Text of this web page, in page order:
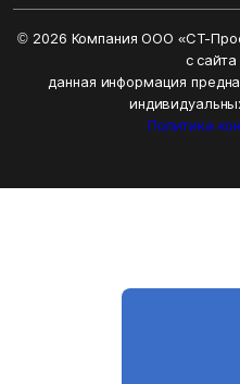
© 2026 Компания ООО «СТ-
с
данная информация
Политика